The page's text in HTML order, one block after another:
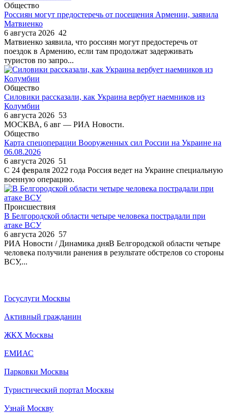
Общество
Россиян могут предостеречь от посещения Армении, заявила
Матвиенко
6 августа 2026 42
Матвиенко заявила, что россиян могут предостеречь от
поездок в Армению, если там продолжат задерживать
туристов по запро...
Общество
Силовики рассказали, как Украина вербует наемников из
Колумбии
6 августа 2026 53
МОСКВА, 6 авг — РИА Новости.
Общество
Карта спецоперации Вооруженных сил России на Украине на
06.08.2026
6 августа 2026 51
С 24 февраля 2022 года Россия ведет на Украине специальную
военную операцию.
Происшествия
В Белгородской области четыре человека пострадали при
атаке ВСУ
6 августа 2026 57
РИА Новости / Динамика дняВ Белгородской области четыре
человека получили ранения в результате обстрелов со стороны
ВСУ,...
Госуслуги Москвы
Активный гражданин
ЖКХ Москвы
ЕМИАС
Парковки Москвы
Туристический портал Москвы
Узнай Москву